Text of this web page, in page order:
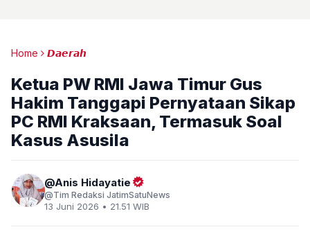
Home 𝘿𝙖𝙚𝙧𝙖𝙝
Ketua PW RMI Jawa Timur Gus
Hakim Tanggapi Pernyataan Sikap
PC RMI Kraksaan, Termasuk Soal
Kasus Asusila
Anis Hidayatie
Tim Redaksi JatimSatuNews
13 Juni 2026 • 21.51 WIB